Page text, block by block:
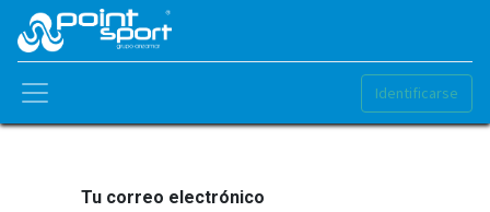
Identificarse
Tu correo electrónico